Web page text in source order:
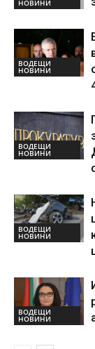
НОВИНИ
ВОДЕЩИ
НОВИНИ
ВОДЕЩИ
НОВИНИ
ВОДЕЩИ
НОВИНИ
ВОДЕЩИ
НОВИНИ